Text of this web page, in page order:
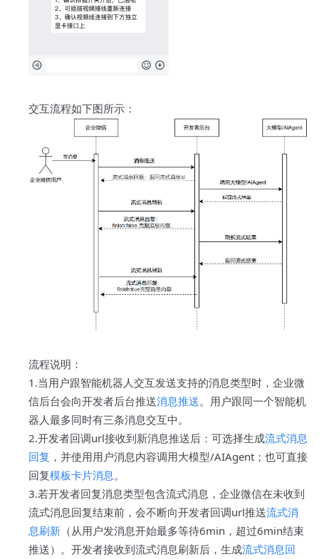
交互流程如下图所示：
流程说明：
1.当用户跟智能机器人交互发送支持的消息类型时，企业微
信后台会向开发者后台推送消息推送。用户跟同一个智能机
器人最多同时有三条消息交互中。
2.开发者回调url接收到新消息推送后：可选择生成流式消息
回复 ，并使用用户消息内容调用大模型/AIAgent；也可直接
回复模板卡片消息 。
3.若开发者回复消息类型包含流式消息，企业微信在未收到
流式消息回复结束前，会不断向开发者回调url推送流式消
息刷新 （从用户发消息开始最多等待6min，超过6min结束
推送）。开发者接收到流式消息刷新后，生成流式消息回